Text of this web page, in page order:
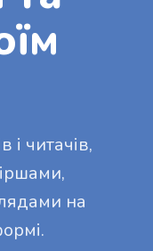
і читачів,
на